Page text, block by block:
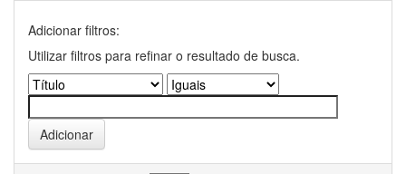
Adicionar filtros:
Utilizar filtros para refinar o resultado de busca.